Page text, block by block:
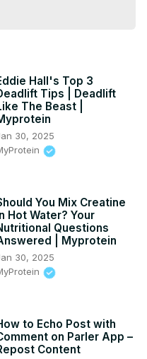
ci się to zrobić.
łapkę i
na której
na Instagram.
Jak
Gdzie
Jak dodać liczbę
hardreset.info
hardresetinfo/
@hardreset.info
Hall's Top 3
Tips | Deadlift
The Beast |
30, 2025
You Mix Creatine
In Hot Water? Your
Questions
| Myprotein
30, 2025
to Echo Post with
on Parler App –
Content